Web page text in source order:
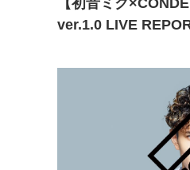
【初音ミク
ver.1.0 LIVE